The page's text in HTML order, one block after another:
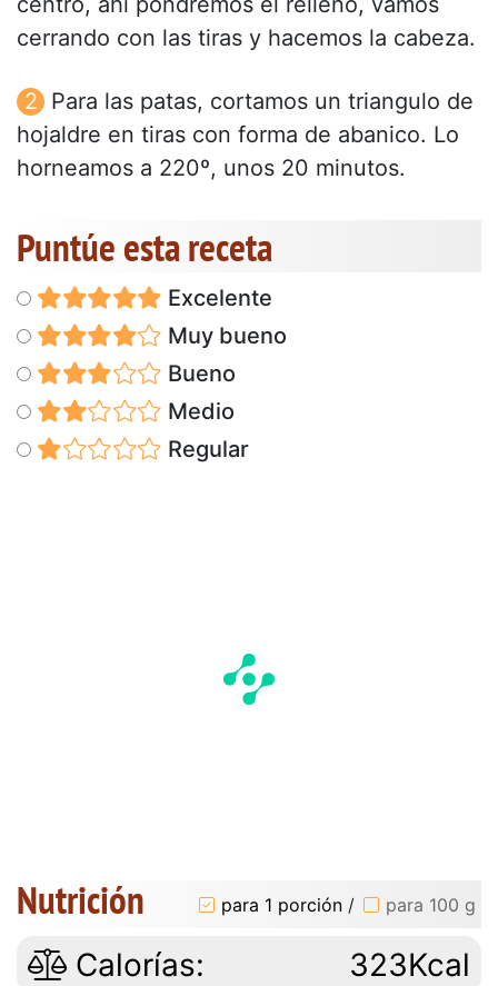
cerrando con las tiras y hacemos la cabeza.
Para las patas, cortamos un triangulo de
hojaldre en tiras con forma de abanico. Lo
horneamos a 220º, unos 20 minutos.
Puntúe esta receta
Excelente
Muy bueno
Bueno
Medio
Regular
Nutrición para 1 porción / para 100 g
Calorías: 323Kcal